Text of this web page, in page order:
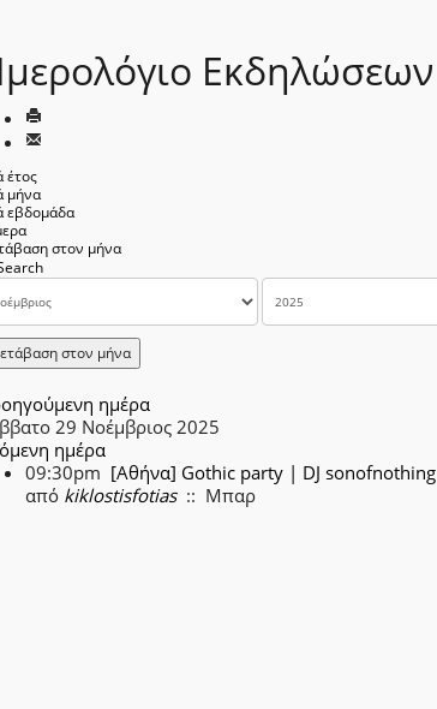
Εκδηλώσεων
έτος
μήνα
εβδομάδα
στον μήνα
στον μήνα
ημέρα
29 Νοέμβριος 2025
ημέρα
09:30pm [Αθήνα] Gothic party | DJ sonofnothing
από kiklostisfotias:: Μπαρ